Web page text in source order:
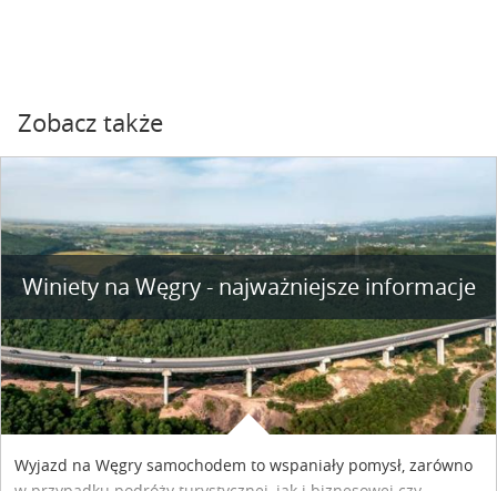
Zobacz także
Winiety na Węgry - najważniejsze informacje
Wyjazd na Węgry samochodem to wspaniały pomysł, zarówno